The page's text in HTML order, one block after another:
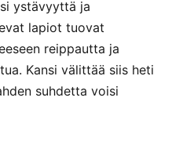
ystävyyttä ja
lapiot tuovat
reippautta ja
Kansi välittää siis heti
suhdetta voisi